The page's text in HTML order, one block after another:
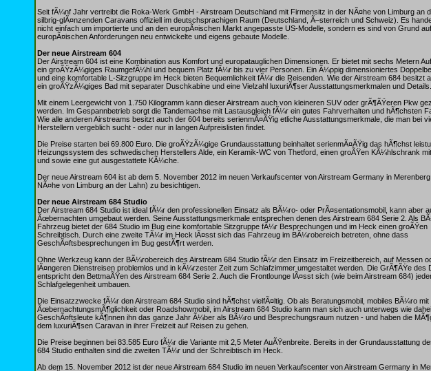
Seit fÃ¼nf Jahr vertreibt die Roka-Werk GmbH - Airstream Deutschland mit Firmensitz in der NÃ¤he von Limburg an
silbrig-glÃ¤nzenden Caravans offiziell im deutschsprachigen Raum (Deutschland, Ã–sterreich und Schweiz). Es
nicht einfach um importierte und an den europÃ¤ischen Markt angepasste US-Modelle, sondern es sind von Grund
europÃ¤ischen Anforderungen neu entwickelte und eigens gebaute Modelle.
Der neue Airstream 604
Der Airstream 604 ist eine Kombination aus Komfort und europatauglichen Dimensionen. Er bietet mit sechs Metern
ein groÃŸzÃ¼giges RaumgefÃ¼hl und bequem Platz fÃ¼r bis zu vier Personen. Ein Ã¼ppig dimensioniertes
und eine komfortable L-Sitzgruppe im Heck bieten Bequemlichkeit fÃ¼r die Reisenden. Wie der Airstream 684 besitzt
ein groÃŸzÃ¼giges Bad mit separater Duschkabine und eine Vielzahl luxuriÃ¶ser Ausstattungsmerkmalen und Details.
Mit einem Leergewicht von 1.750 Kilogramm kann dieser Airstream auch von kleineren SUV oder grÃ¶ÃŸeren Pkw
werden. Im Gespannbetrieb sorgt die Tandemachse mit Lastausgleich fÃ¼r ein gutes Fahrverhalten und hÃ¶chsten
Wie alle anderen Airstreams besitzt auch der 604 bereits serienmÃ¤ÃŸig etliche Ausstattungsmerkmale, die man bei
Herstellern vergeblich sucht - oder nur in langen Aufpreislisten findet.
Die Preise starten bei 69.800 Euro. Die groÃŸzÃ¼gige Grundausstattung beinhaltet serienmÃ¤ÃŸig das hÃ¶chst
Heizungssystem des schwedischen Herstellers Alde, ein Keramik-WC von Thetford, einen groÃŸen KÃ¼hlschrank
und sowie eine gut ausgestattete KÃ¼che.
Der neue Airstream 604 ist ab dem 5. November 2012 im neuen Verkaufscenter von Airstream Germany in
NÃ¤he von Limburg an der Lahn) zu besichtigen.
Der neue Airstream 684 Studio
Der Airstream 684 Studio ist ideal fÃ¼r den professionellen Einsatz als BÃ¼ro- oder PrÃ¤sentationsmobil, kann aber
Ãœbernachten umgebaut werden. Seine Ausstattungsmerkmale entsprechen denen des Airstream 684 Serie 2. Als
Fahrzeug bietet der 684 Studio im Bug eine komfortable Sitzgruppe fÃ¼r Besprechungen und im Heck einen groÃŸen
Schreibtisch. Durch eine zweite TÃ¼r im Heck lÃ¤sst sich das Fahrzeug im BÃ¼robereich betreten, ohne dass
GeschÃ¤ftsbesprechungen im Bug gestÃ¶rt werden.
Ohne Werkzeug kann der BÃ¼robereich des Airstream 684 Studio fÃ¼r den Einsatz im Freizeitbereich, auf Messen
lÃ¤ngeren Dienstreisen problemlos und in kÃ¼rzester Zeit zum Schlafzimmer umgestaltet werden. Die GrÃ¶ÃŸe des
entspricht den BettmaÃŸen des Airstream 684 Serie 2. Auch die Frontlounge lÃ¤sst sich (wie beim Airstream 684)
Schlafgelegenheit umbauen.
Die Einsatzzwecke fÃ¼r den Airstream 684 Studio sind hÃ¶chst vielfÃ¤ltig. Ob als Beratungsmobil, mobiles BÃ¼ro mit
ÃœbernachtungsmÃ¶glichkeit oder Roadshowmobil, im Airstream 684 Studio kann man sich auch unterwegs wie
GeschÃ¤ftsleute kÃ¶nnen ihn das ganze Jahr Ã¼ber als BÃ¼ro und Besprechungsraum nutzen - und haben die
dem luxuriÃ¶sen Caravan in ihrer Freizeit auf Reisen zu gehen.
Die Preise beginnen bei 83.585 Euro fÃ¼r die Variante mit 2,5 Meter AuÃŸenbreite. Bereits in der Grundausstattung
684 Studio enthalten sind die zweiten TÃ¼r und der Schreibtisch im Heck.
Ab dem 15. November 2012 ist der neue Airstream 684 Studio im neuen Verkaufscenter von Airstream Germany in